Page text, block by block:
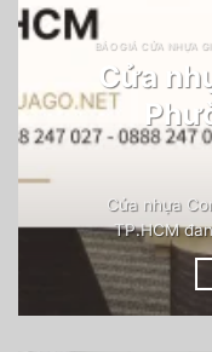
BÁO GIÁ CỬA NHỰA
Cửa
Cửa nhựa
TP.HCM